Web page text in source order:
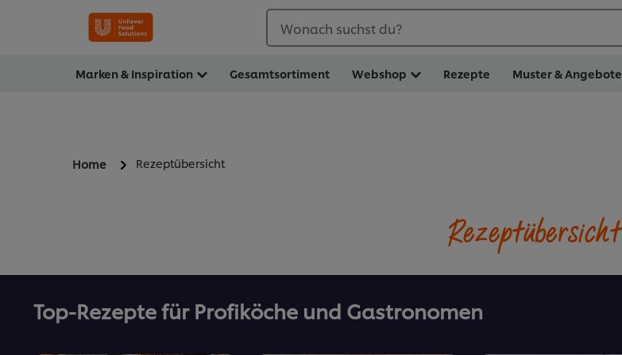
Wonach suchst du?
Marken & Inspiration Gesamtsortiment Webshop Rezepte Muster & Angebote
Home Rezeptübersicht
Rezeptübersicht
Top-Rezepte für Profiköche und Gastronomen